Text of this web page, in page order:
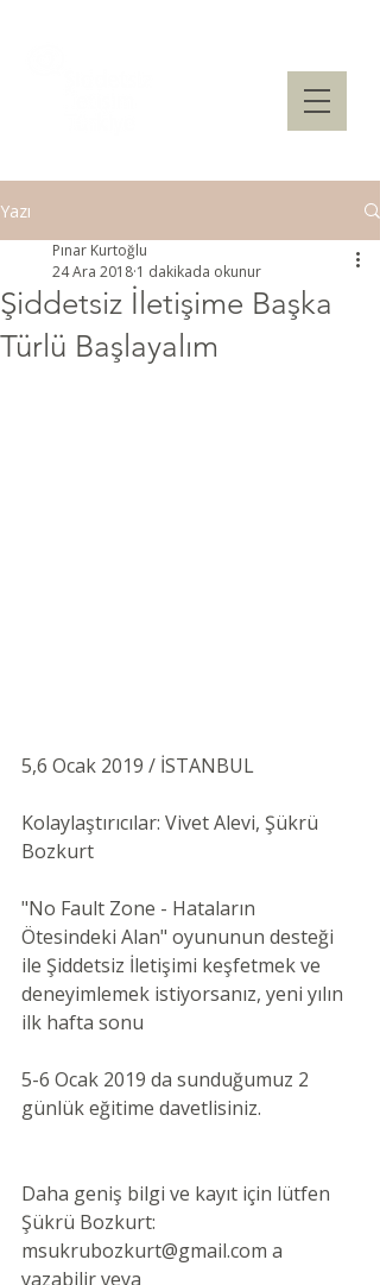
Yazı
Şiddetsiz İletişime Başka
Türlü Başlayalım
Pınar Kurtoğlu
24 Ara 2018 1 dakikada okunur
5,6 Ocak 2019 / İSTANBUL
Kolaylaştırıcılar: Vivet Alevi, Şükrü
Bozkurt
"No Fault Zone - Hataların
Ötesindeki Alan" oyununun desteği
ile Şiddetsiz İletişimi keşfetmek ve
deneyimlemek istiyorsanız, yeni yılın
ilk hafta sonu
5-6 Ocak 2019 da sunduğumuz 2
günlük eğitime davetlisiniz.
Daha geniş bilgi ve kayıt için lütfen
Şükrü Bozkurt:
msukrubozkurt@gmail.com a
yazabilir veya